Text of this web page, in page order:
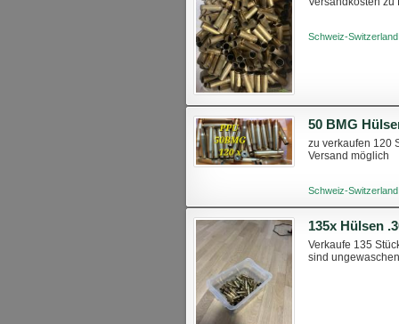
Schweiz-
50 BMG
zu verkaufen 120
Versand möglich
Schweiz-
135x Hülsen
Verkaufe 135
sind